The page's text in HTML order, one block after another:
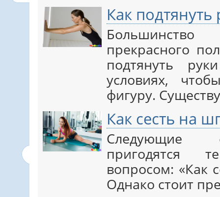
Как
прекрасного
подтянуть
условиях,
фигуру.
Как сесть на
Следующие
пригодятся
вопросом: «Как
Однако стоит